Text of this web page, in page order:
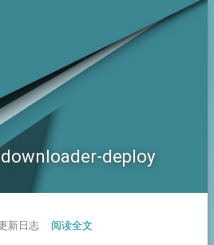
deploy
新日志 阅读全文